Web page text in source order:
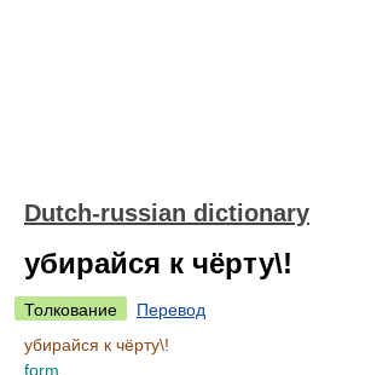
Dutch-russian dictionary
убирайся к чёрту\!
Толкование
Перевод
убирайся к чёрту\!
form